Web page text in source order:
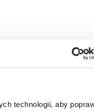
technologii, aby